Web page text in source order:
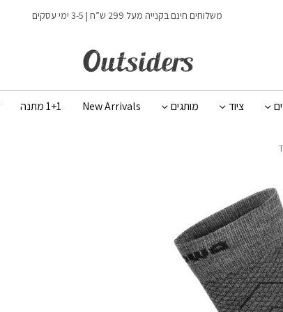
משלוחים חינם בקנייה מעל 299 ש”ח | 3-5 ימי עסקים
ציוד מותגים New Arrivals 1+1 מתנה